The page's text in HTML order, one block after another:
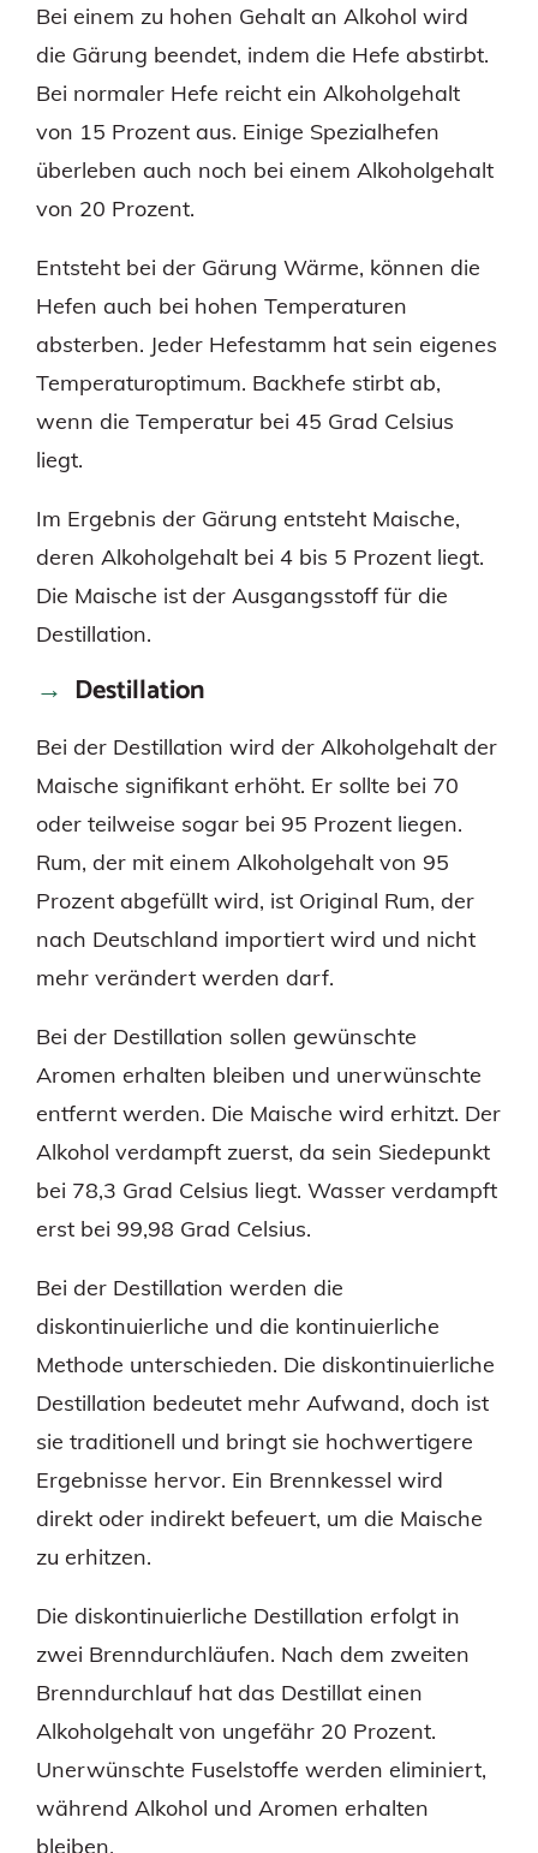
Bei einem zu hohen Gehalt an Alkohol wird
die Gärung beendet, indem die Hefe abstirbt.
Bei normaler Hefe reicht ein Alkoholgehalt
von 15 Prozent aus. Einige Spezialhefen
überleben auch noch bei einem Alkoholgehalt
von 20 Prozent.
Entsteht bei der Gärung Wärme, können die
Hefen auch bei hohen Temperaturen
absterben. Jeder Hefestamm hat sein eigenes
Temperaturoptimum. Backhefe stirbt ab,
wenn die Temperatur bei 45 Grad Celsius
liegt.
Im Ergebnis der Gärung entsteht Maische,
deren Alkoholgehalt bei 4 bis 5 Prozent liegt.
Die Maische ist der Ausgangsstoff für die
Destillation.
Destillation
Bei der Destillation wird der Alkoholgehalt der
Maische signifikant erhöht. Er sollte bei 70
oder teilweise sogar bei 95 Prozent liegen.
Rum, der mit einem Alkoholgehalt von 95
Prozent abgefüllt wird, ist Original Rum, der
nach Deutschland importiert wird und nicht
mehr verändert werden darf.
Bei der Destillation sollen gewünschte
Aromen erhalten bleiben und unerwünschte
entfernt werden. Die Maische wird erhitzt. Der
Alkohol verdampft zuerst, da sein Siedepunkt
bei 78,3 Grad Celsius liegt. Wasser verdampft
erst bei 99,98 Grad Celsius.
Bei der Destillation werden die
diskontinuierliche und die kontinuierliche
Methode unterschieden. Die diskontinuierliche
Destillation bedeutet mehr Aufwand, doch ist
sie traditionell und bringt sie hochwertigere
Ergebnisse hervor. Ein Brennkessel wird
direkt oder indirekt befeuert, um die Maische
zu erhitzen.
Die diskontinuierliche Destillation erfolgt in
zwei Brenndurchläufen. Nach dem zweiten
Brenndurchlauf hat das Destillat einen
Alkoholgehalt von ungefähr 20 Prozent.
Unerwünschte Fuselstoffe werden eliminiert,
während Alkohol und Aromen erhalten
bleiben.